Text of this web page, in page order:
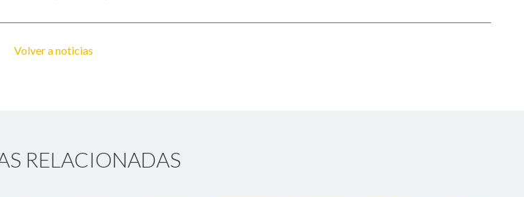
Volver a noticias
RELACIONADAS